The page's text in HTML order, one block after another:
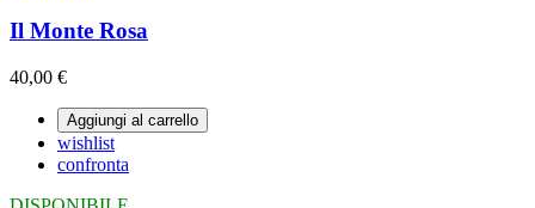
Il Monte Rosa
40,00 €
Aggiungi al carrello
wishlist
confronta